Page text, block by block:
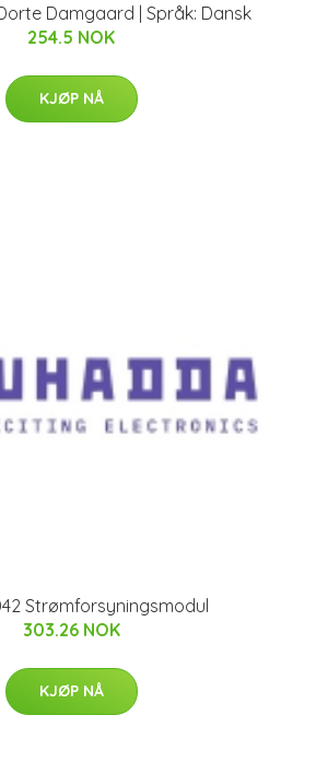
Damgaard | Språk: Dansk
254.5 NOK
KJØP NÅ
Strømforsyningsmodul
303.26 NOK
KJØP NÅ